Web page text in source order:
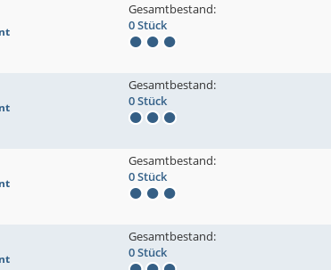
Gesamtbestand:
0 Stück
Gesamtbestand:
0 Stück
Gesamtbestand:
0 Stück
Gesamtbestand:
0 Stück